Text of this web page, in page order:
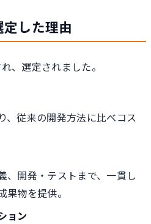
した理由
、選定されました。
、従来の開発方法に比べコス
、開発・テストまで、一貫し
果物を提供。
ョン